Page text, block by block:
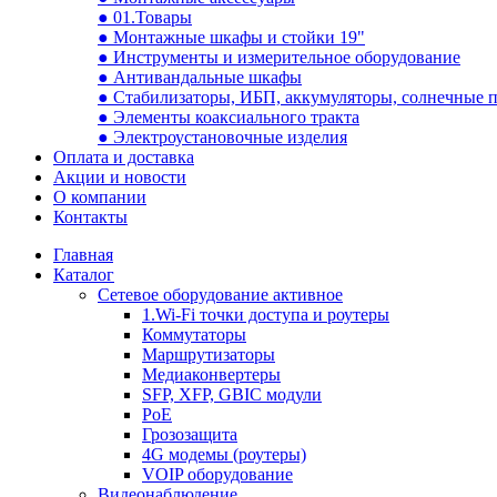
● 01.Товары
● Монтажные шкафы и стойки 19"
● Инструменты и измерительное оборудование
● Антивандальные шкафы
● Стабилизаторы, ИБП, аккумуляторы, солнечные
● Элементы коаксиального тракта
● Электроустановочные изделия
Оплата и доставка
Акции и новости
О компании
Контакты
Главная
Каталог
Сетевое оборудование активное
1.Wi-Fi точки доступа и роутеры
Коммутаторы
Маршрутизаторы
Медиаконвертеры
SFP, XFP, GBIC модули
PoE
Грозозащита
4G модемы (роутеры)
VOIP оборудование